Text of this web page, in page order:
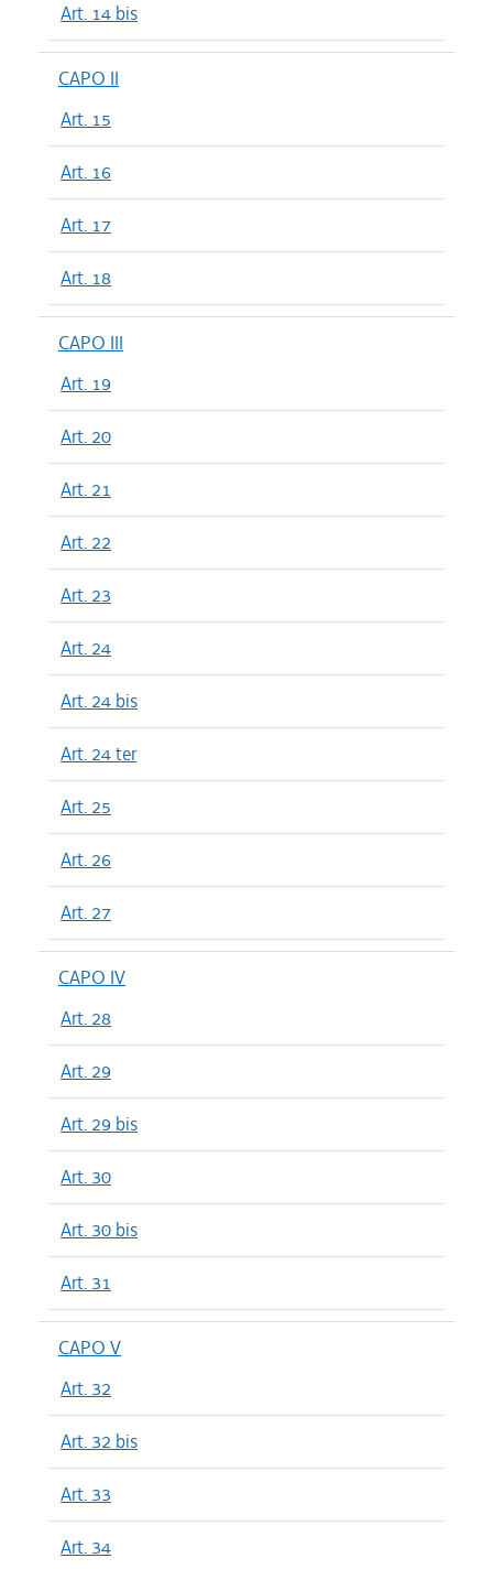
Art. 14 bis
CAPO II
Art. 15
Art. 16
Art. 17
Art. 18
CAPO III
Art. 19
Art. 20
Art. 21
Art. 22
Art. 23
Art. 24
Art. 24 bis
Art. 24 ter
Art. 25
Art. 26
Art. 27
CAPO IV
Art. 28
Art. 29
Art. 29 bis
Art. 30
Art. 30 bis
Art. 31
CAPO V
Art. 32
Art. 32 bis
Art. 33
Art. 34